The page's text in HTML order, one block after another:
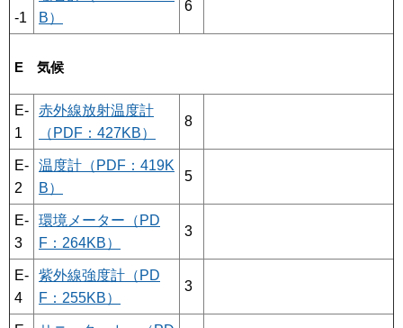
-1
B）
6
E 気候
E-
1
赤外線放射温度計
（PDF：427KB）
8
E-
2
温度計（PDF：419K
B）
5
E-
3
環境メーター（PD
F：264KB）
3
E-
4
紫外線強度計（PD
F：255KB）
3